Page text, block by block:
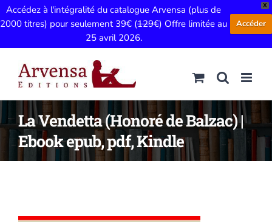
X
Accédez à l'intégralité du catalogue Arvensa (plus de
2000 titres) pour seulement 39€ (129€) Offre limitée au
25 avril 2026.
Accéder
contenu
La Vendetta (Honoré de Balzac) |
Ebook epub, pdf, Kindle